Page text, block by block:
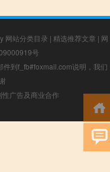
网站分类目录 | 精选推荐文章 | 网
号
到f_fb#foxmail.com说明，我们
广告及商业合作